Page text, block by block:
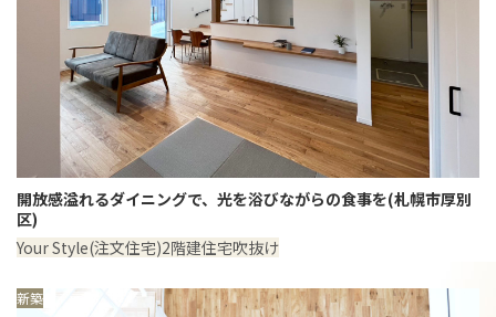
開放感溢れるダイニングで、光を浴びながらの食事を(札幌市厚別
区)
Your Style(注文住宅)2階建住宅吹抜け
新築